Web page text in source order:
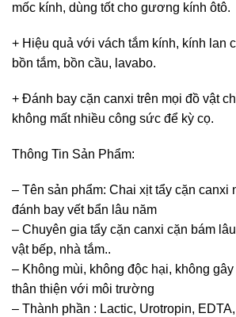
mốc kính, dùng tốt cho gương kính ôtô.
+ Hiệu quả với vách tắm kính, kính lan
bồn tắm, bồn cầu, lavabo.
+ Đánh bay cặn canxi trên mọi đồ vật
không mất nhiều công sức để kỳ cọ.
Thông Tin Sản Phẩm:
– Tên sản phẩm: Chai xịt tẩy cặn canxi
đánh bay vết bẩn lâu năm
– Chuyên gia tẩy cặn canxi cặn bám
vật bếp, nhà tắm..
– Không mùi, không độc hại, không
thân thiện với môi trường
– Thành phần : Lactic, Urotropin,